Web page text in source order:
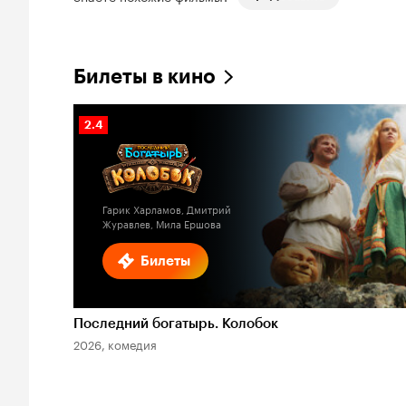
Билеты в кино
Билеты
Рейтинг
Кинопоиска
2.4
Гарик Харламов, Дмитрий
Журавлев, Мила Ершова
Последний богатырь. Колобок
2026, комедия